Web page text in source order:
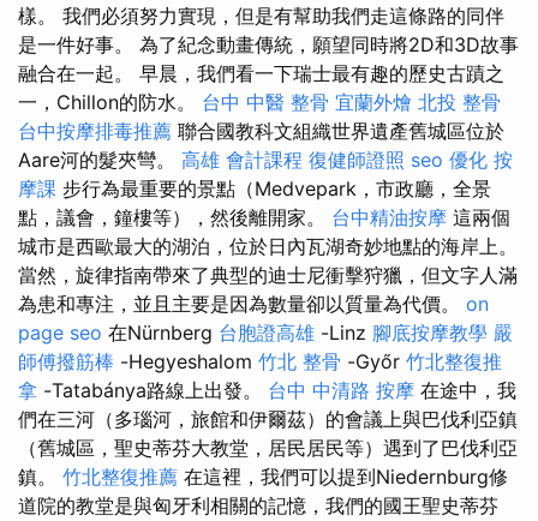
樣。 我們必須努力實現，但是有幫助我們走這條路的同伴
是一件好事。 為了紀念動畫傳統，願望同時將2D和3D故事
融合在一起。 早晨，我們看一下瑞士最有趣的歷史古蹟之
一，Chillon的防水。 台中 中醫 整骨 宜蘭外燴 北投 整骨
台中按摩排毒推薦 聯合國教科文組織世界遺產舊城區位於
Aare河的髮夾彎。 高雄 會計課程 復健師證照 seo 優化 按
摩課 步行為最重要的景點（Medvepark，市政廳，全景
點，議會，鐘樓等），然後離開家。 台中精油按摩 這兩個
城市是西歐最大的湖泊，位於日內瓦湖奇妙地點的海岸上。
當然，旋律指南帶來了典型的迪士尼衝擊狩獵，但文字人滿
為患和專注，並且主要是因為數量卻以質量為代價。 on
page seo 在Nürnberg 台胞證高雄 -Linz 腳底按摩教學 嚴
師傅撥筋棒 -Hegyeshalom 竹北 整骨 -Győr 竹北整復推
拿 -Tatabánya路線上出發。 台中 中清路 按摩 在途中，我
們在三河（多瑙河，旅館和伊爾茲）的會議上與巴伐利亞鎮
（舊城區，聖史蒂芬大教堂，居民居民等）遇到了巴伐利亞
鎮。 竹北整復推薦 在這裡，我們可以提到Niedernburg修
道院的教堂是與匈牙利相關的記憶，我們的國王聖史蒂芬